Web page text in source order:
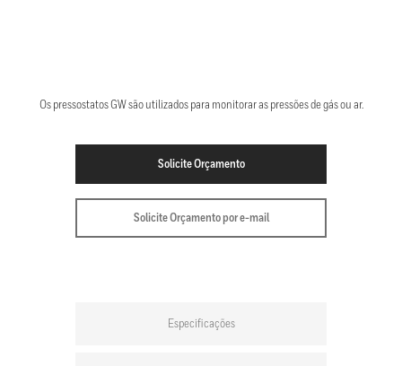
Os pressostatos GW são utilizados para monitorar as pressões de gás ou ar.
Solicite Orçamento
Solicite Orçamento por e-mail
Especificações